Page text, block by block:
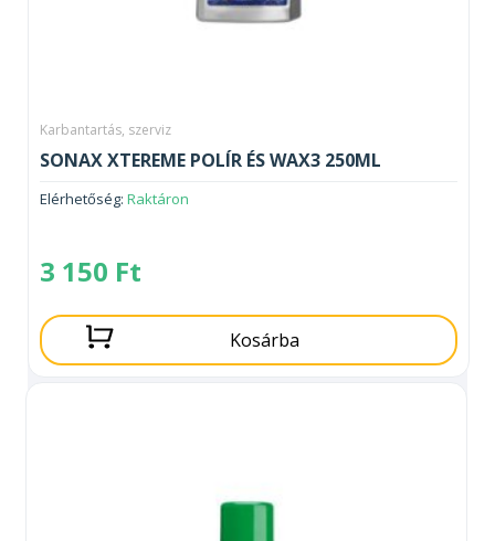
Karbantartás, szerviz
SONAX XTEREME POLÍR ÉS WAX3 250ML
Elérhetőség: Raktáron
3 150 Ft
Kosárba